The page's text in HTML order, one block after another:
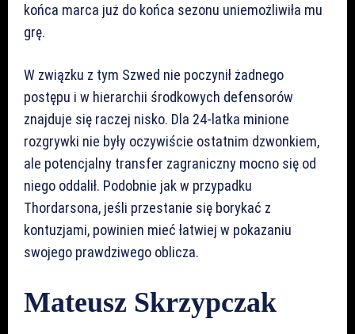
końca marca już do końca sezonu uniemożliwiła mu
grę.
W związku z tym Szwed nie poczynił żadnego
postępu i w hierarchii środkowych defensorów
znajduje się raczej nisko. Dla 24-latka minione
rozgrywki nie były oczywiście ostatnim dzwonkiem,
ale potencjalny transfer zagraniczny mocno się od
niego oddalił. Podobnie jak w przypadku
Thordarsona, jeśli przestanie się borykać z
kontuzjami, powinien mieć łatwiej w pokazaniu
swojego prawdziwego oblicza.
Mateusz Skrzypczak